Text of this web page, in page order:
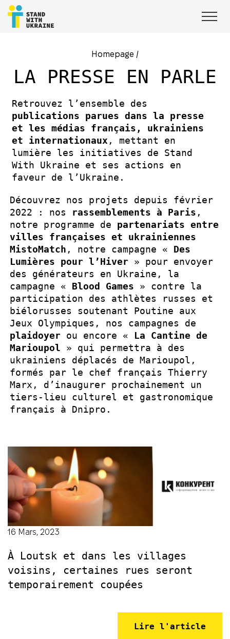
Homepage /
LA PRESSE EN PARLE
Retrouvez l’ensemble des
publications parues dans la presse
et les médias français, ukrainiens
et internationaux , mettant en
lumière les initiatives de Stand
With Ukraine et ses actions en
faveur de l’Ukraine.
Découvrez nos projets depuis février
2022 : nos rassemblements à Paris ,
notre programme de partenariats entre
villes françaises et ukrainiennes
MistoMatch , notre campagne « Des
Lumières pour l’Hiver » pour envoyer
des générateurs en Ukraine, la
campagne « Blood Games » contre la
participation des athlètes russes et
biélorusses soutenant Poutine aux
Jeux Olympiques, nos campagnes de
plaidoyer ou encore « La Cantine de
Marioupol » qui permettra à des
ukrainiens déplacés de Marioupol,
formés par le chef français Thierry
Marx, d’inaugurer prochainement un
tiers-lieu culturel et gastronomique
français à Dnipro.
16 Mars, 2023
À Loutsk et dans les villages
voisins, certaines rues seront
temporairement coupées
Lire l'article